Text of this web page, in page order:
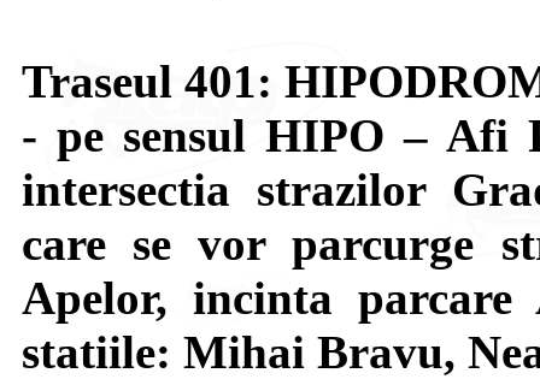
Traseul 401:
- pe sensul HIPO – Afi
intersectia strazilor
care se vor parcurge
Apelor, incinta
statiile: Mihai Bravu,